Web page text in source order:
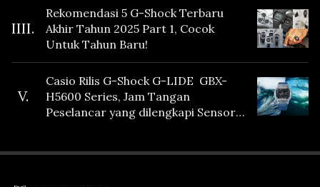
IIII.
Rekomendasi 5 G-Shock Terbaru
Akhir Tahun 2025 Part 1, Cocok
Untuk Tahun Baru!
V.
Casio Rilis G-Shock G-LIDE GBX-
H5600 Series, Jam Tangan
Peselancar yang dilengkapi Sensor